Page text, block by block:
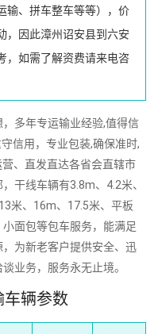
输、拼车整车等等），价
，因此漳州诏安县到六安
，如需了解资费请来电咨
多年专运输业经验,值得信
信用，专业包装,确保准时,
、直发直达各省会直辖市
干线车辆有3.8m、4.2米、
米、16m、17.5米、平板
面包等包车服务，能满足
为新老客户提供安全、迅
业务，服务永无止境。
车辆参数